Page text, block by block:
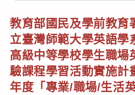
教育部國民及學前教育
立臺灣師範大學英語學
高級中等學校學生職場
驗課程學習活動實施計
年度「專業/職場/生活